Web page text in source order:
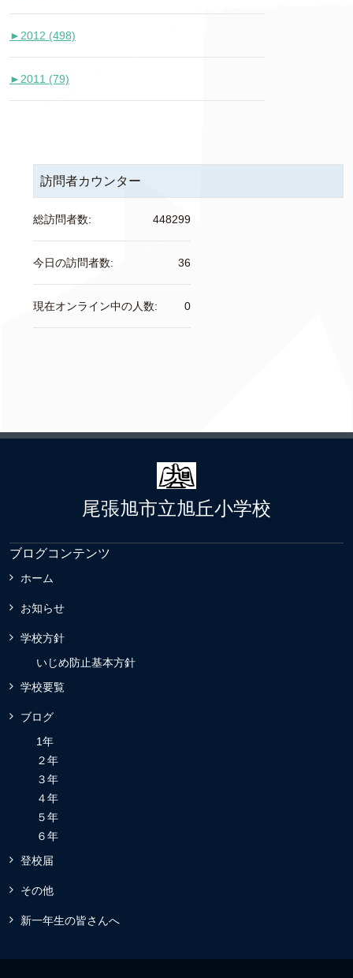
► 2012 (498)
► 2011 (79)
訪問者カウンター
448299
総訪問者数:
36
今日の訪問者数:
0
現在オンライン中の人数:
尾張旭市立旭丘小学校
ブログコンテンツ
ホーム
お知らせ
学校方針
いじめ防止基本方針
学校要覧
ブログ
1年
２年
３年
４年
５年
６年
登校届
その他
新一年生の皆さんへ